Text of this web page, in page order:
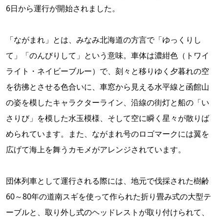
6日から運行が開始されました。
「ながまれ」とは、みなみ北海道の方言で「ゆっくりし
て」「のんびりして」という意味。車体は濃紺色（トワイ
ライト・ネイビーブルー）で、刻々と移りゆく夕暮れの空
を彷彿とさせる色合いに、車窓から見える水平線と函館山
の姿を模したキャラクターライン、沿線の街灯と船の「い
さりび」を模した水玉模様、そして空に瞬く星々が散りば
められています。また、ながまれ号のロゴマークには翼を
広げて海上を舞うカモメがアレンジされています。
団体列車として運行される際には、地元で伐採された樹齢
60～80年の道南スギを使って作られた折り畳み式の大型テ
ーブルと、取り外し式のヘッドレストが取り付けられて、